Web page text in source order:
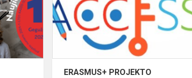
NAUJIENLAIŠKIS
ERASMUS+ PROJEKTO